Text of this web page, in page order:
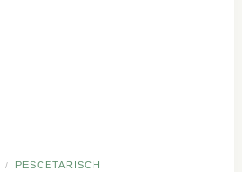
/ PESCETARISCH